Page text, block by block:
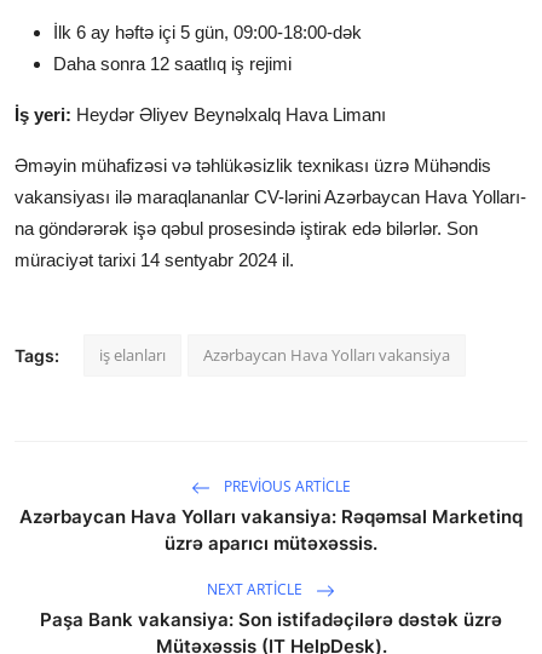
İlk 6 ay həftə içi 5 gün, 09:00-18:00-dək
Daha sonra 12 saatlıq iş rejimi
İş yeri: Heydər Əliyev Beynəlxalq Hava Limanı
Əməyin mühafizəsi və təhlükəsizlik texnikası üzrə Mühəndis
vakansiyası ilə maraqlananlar CV-lərini Azərbaycan Hava Yolları-
na göndərərək işə qəbul prosesində iştirak edə bilərlər. Son
müraciyət tarixi 14 sentyabr 2024 il.
Tags: iş elanları Azərbaycan Hava Yolları vakansiya
PREVIOUS ARTICLE
Azərbaycan Hava Yolları vakansiya: Rəqəmsal Marketinq
üzrə aparıcı mütəxəssis.
NEXT ARTICLE
Paşa Bank vakansiya: Son istifadəçilərə dəstək üzrə
Mütəxəssis (IT HelpDesk).